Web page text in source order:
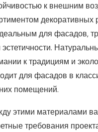
к внешним
декоративных
для фасадов,
к традициям и
для фасадов в
помещений.
этими материалами
требования